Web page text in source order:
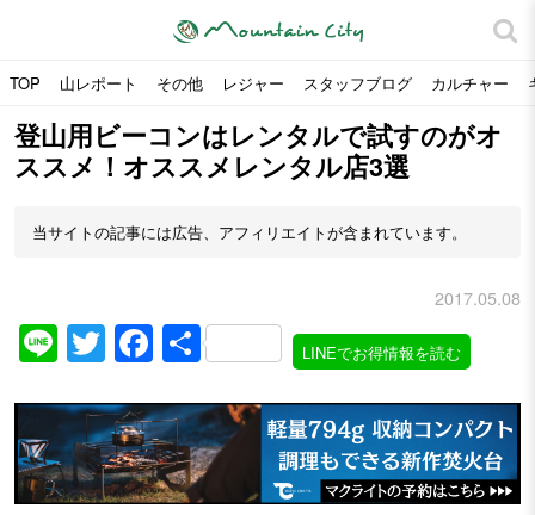
TOP 山レポート その他 レジャー スタッフブログ カルチャー
登山用ビーコンはレンタルで試すのがオ
ススメ！オススメレンタル店3選
当サイトの記事には広告、アフィリエイトが含まれています。
2017.05.08
LineTwitter
Facebook
共
有
LINEでお得情報を読む